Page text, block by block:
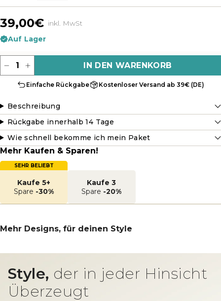
39,00€ inkl. MwSt
Auf Lager
IN DEN WARENKORB
Einfache Rückgabe Kostenloser Versand ab 39€ (DE)
Beschreibung
Rückgabe innerhalb 14 Tage
Wie schnell bekomme ich mein Paket
Mehr Kaufen & Sparen!
SEHR BELIEBT
Kaufe 5+
Spare -30%
Kaufe 3
Spare -20%
Mehr Designs, für deinen Style
Style, der in jeder Hinsicht
Überzeugt